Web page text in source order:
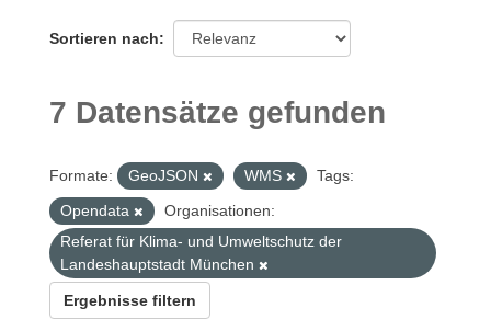
Sortieren nach
7 Datensätze gefunden
Formate: GeoJSON WMS
Tags:
Opendata
Organisationen:
Referat für Klima- und Umweltschutz der
Landeshauptstadt München
Ergebnisse filtern